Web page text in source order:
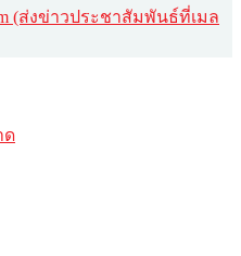
(ส่งข่าวประชาสัมพันธ์ที่เมล
ด